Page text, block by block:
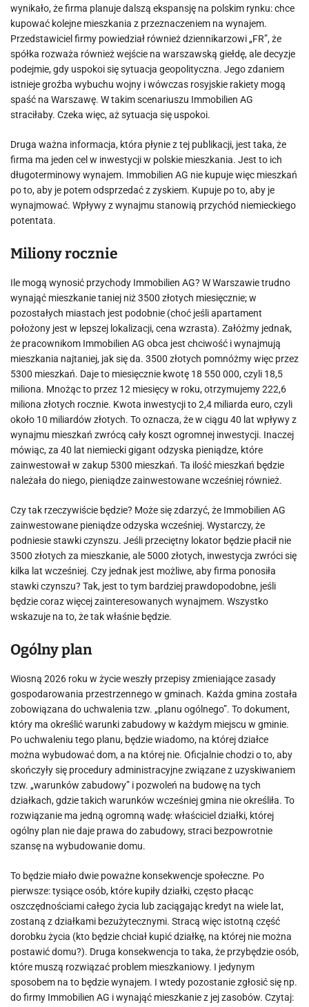
wynikało, że firma planuje dalszą ekspansję na polskim rynku: chce
kupować kolejne mieszkania z przeznaczeniem na wynajem.
Przedstawiciel firmy powiedział również dziennikarzowi „FR”, że
spółka rozważa również wejście na warszawską giełdę, ale decyzje
podejmie, gdy uspokoi się sytuacja geopolityczna. Jego zdaniem
istnieje groźba wybuchu wojny i wówczas rosyjskie rakiety mogą
spaść na Warszawę. W takim scenariuszu Immobilien AG
straciłaby. Czeka więc, aż sytuacja się uspokoi.
Druga ważna informacja, która płynie z tej publikacji, jest taka, że
firma ma jeden cel w inwestycji w polskie mieszkania. Jest to ich
długoterminowy wynajem. Immobilien AG nie kupuje więc mieszkań
po to, aby je potem odsprzedać z zyskiem. Kupuje po to, aby je
wynajmować. Wpływy z wynajmu stanowią przychód niemieckiego
potentata.
Miliony rocznie
Ile mogą wynosić przychody Immobilien AG? W Warszawie trudno
wynająć mieszkanie taniej niż 3500 złotych miesięcznie; w
pozostałych miastach jest podobnie (choć jeśli apartament
położony jest w lepszej lokalizacji, cena wzrasta). Załóżmy jednak,
że pracownikom Immobilien AG obca jest chciwość i wynajmują
mieszkania najtaniej, jak się da. 3500 złotych pomnóżmy więc przez
5300 mieszkań. Daje to miesięcznie kwotę 18 550 000, czyli 18,5
miliona. Mnożąc to przez 12 miesięcy w roku, otrzymujemy 222,6
miliona złotych rocznie. Kwota inwestycji to 2,4 miliarda euro, czyli
około 10 miliardów złotych. To oznacza, że w ciągu 40 lat wpływy z
wynajmu mieszkań zwrócą cały koszt ogromnej inwestycji. Inaczej
mówiąc, za 40 lat niemiecki gigant odzyska pieniądze, które
zainwestował w zakup 5300 mieszkań. Ta ilość mieszkań będzie
należała do niego, pieniądze zainwestowane wcześniej również.
Czy tak rzeczywiście będzie? Może się zdarzyć, że Immobilien AG
zainwestowane pieniądze odzyska wcześniej. Wystarczy, że
podniesie stawki czynszu. Jeśli przeciętny lokator będzie płacił nie
3500 złotych za mieszkanie, ale 5000 złotych, inwestycja zwróci się
kilka lat wcześniej. Czy jednak jest możliwe, aby firma ponosiła
stawki czynszu? Tak, jest to tym bardziej prawdopodobne, jeśli
będzie coraz więcej zainteresowanych wynajmem. Wszystko
wskazuje na to, że tak właśnie będzie.
Ogólny plan
Wiosną 2026 roku w życie weszły przepisy zmieniające zasady
gospodarowania przestrzennego w gminach. Każda gmina została
zobowiązana do uchwalenia tzw. „planu ogólnego”. To dokument,
który ma określić warunki zabudowy w każdym miejscu w gminie.
Po uchwaleniu tego planu, będzie wiadomo, na której działce
można wybudować dom, a na której nie. Oficjalnie chodzi o to, aby
skończyły się procedury administracyjne związane z uzyskiwaniem
tzw. „warunków zabudowy” i pozwoleń na budowę na tych
działkach, gdzie takich warunków wcześniej gmina nie określiła. To
rozwiązanie ma jedną ogromną wadę: właściciel działki, której
ogólny plan nie daje prawa do zabudowy, straci bezpowrotnie
szansę na wybudowanie domu.
To będzie miało dwie poważne konsekwencje społeczne. Po
pierwsze: tysiące osób, które kupiły działki, często płacąc
oszczędnościami całego życia lub zaciągając kredyt na wiele lat,
zostaną z działkami bezużytecznymi. Stracą więc istotną część
dorobku życia (kto będzie chciał kupić działkę, na której nie można
postawić domu?). Druga konsekwencja to taka, że przybędzie osób,
które muszą rozwiązać problem mieszkaniowy. I jedynym
sposobem na to będzie wynajem. I wtedy pozostanie zgłosić się np.
do firmy Immobilien AG i wynająć mieszkanie z jej zasobów. Czytaj: